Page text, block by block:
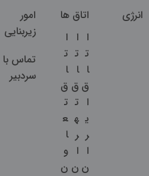
انرژی
اتاق ها
ا
ت
ا
ق
ا
ی
ر
ا
ن
ا
ت
ا
ق
ت
ه
ر
ا
ن
ا
ت
ا
ق
ت
ع
ا
و
ن
امور
زیربنایی
تماس با
سردبیر